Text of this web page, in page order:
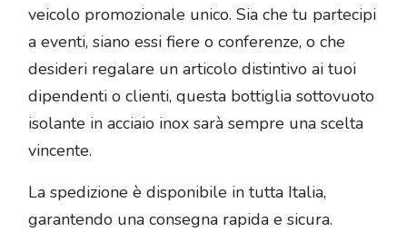
veicolo promozionale unico. Sia che tu partecipi
a eventi, siano essi fiere o conferenze, o che
desideri regalare un articolo distintivo ai tuoi
dipendenti o clienti, questa bottiglia sottovuoto
isolante in acciaio inox sarà sempre una scelta
vincente.
La spedizione è disponibile in tutta Italia,
garantendo una consegna rapida e sicura.